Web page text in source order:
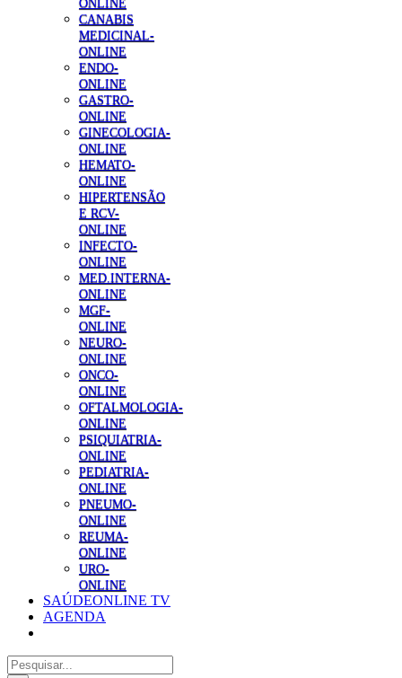
CANABIS
MEDICINAL-
ONLINE
ENDO-
ONLINE
GASTRO-
ONLINE
GINECOLOGIA-
ONLINE
HEMATO-
ONLINE
HIPERTENSÃO
E RCV-
ONLINE
INFECTO-
ONLINE
MED.INTERNA-
ONLINE
MGF-
ONLINE
NEURO-
ONLINE
ONCO-
ONLINE
OFTALMOLOGIA-
ONLINE
PSIQUIATRIA-
ONLINE
PEDIATRIA-
ONLINE
PNEUMO-
ONLINE
REUMA-
ONLINE
URO-
ONLINE
SAÚDEONLINE TV
AGENDA
Pesquisar